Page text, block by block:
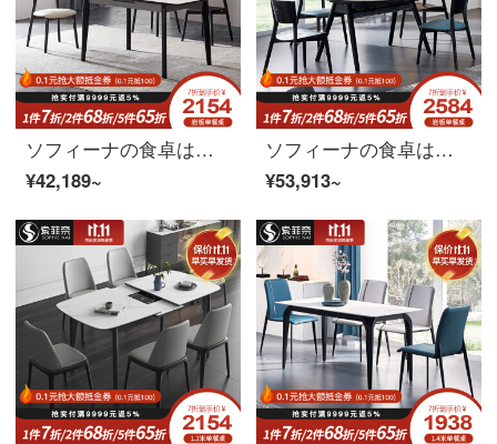
ソフィーナの食卓は伸縮式でシンプルで伸縮性のあるテーブルです。北欧の小さな部屋型テーブルとテーブルの組み合わせは、軽奢な岩板テーブルの1.2 m伸縮テーブルの4つのテーブルです。
¥42,189~
ソフィーナの食卓は伸縮して食卓のイタリア式の軽い贅沢な食事のテーブルと椅子の組み合わせは伸縮可能な円形の食卓北欧の小さい部屋型の食卓の1.3メートルは食卓の1テーブルの6つの椅子に伸縮します。
¥53,913~